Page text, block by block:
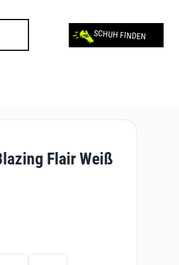
SCHUH FINDEN
Flair Weiß